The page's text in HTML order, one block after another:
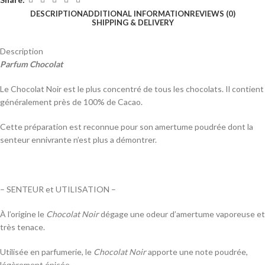
DESCRIPTIONADDITIONAL INFORMATIONREVIEWS (0)
SHIPPING & DELIVERY
Description
Parfum Chocolat
Le Chocolat Noir est le plus concentré de tous les chocolats. Il contient
généralement près de 100% de Cacao.
Cette préparation est reconnue pour son amertume poudrée dont la
senteur ennivrante n’est plus a démontrer.
– SENTEUR et UTILISATION –
À l’origine le Chocolat Noirdégage une odeur d’amertume vaporeuse et
très tenace.
Utilisée en parfumerie, le Chocolat Noirapporte une note poudrée,